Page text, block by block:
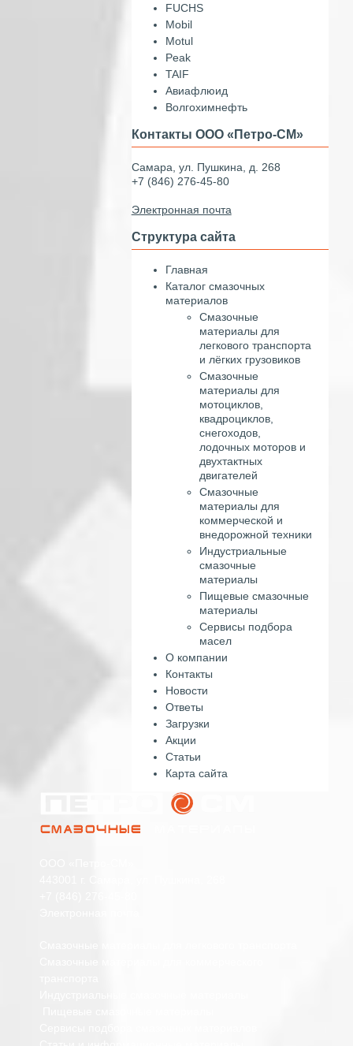
FUCHS
Mobil
Motul
Peak
TAIF
Авиафлюид
Волгохимнефть
Контакты ООО «Петро-СМ»
Самара, ул. Пушкина, д. 268
+7 (846) 276-45-80
Электронная почта
Структура сайта
Главная
Каталог смазочных
материалов
Смазочные
материалы для
легкового транспорта
и лёгких грузовиков
Смазочные
материалы для
мотоциклов,
квадроциклов,
снегоходов,
лодочных моторов и
двухтактных
двигателей
Смазочные
материалы для
коммерческой и
внедорожной техники
Индустриальные
смазочные
материалы
Пищевые смазочные
материалы
Сервисы подбора
масел
О компании
Контакты
Новости
Ответы
Загрузки
Акции
Статьи
Карта сайта